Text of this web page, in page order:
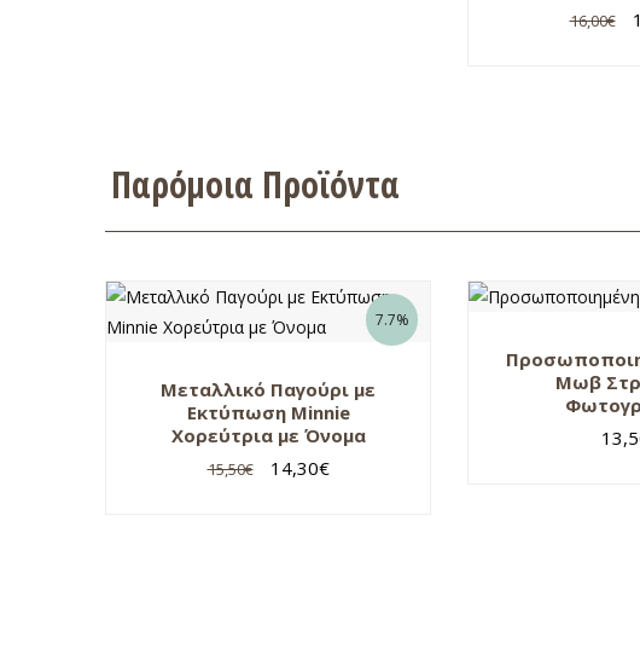
16,00€
Παρόμοια Προϊόντα
7.7%
Μεταλλικό Παγούρι με
Εκτύπωση Minnie
Χορεύτρια με Όνομα
15,50€ 14,30€
Μωβ